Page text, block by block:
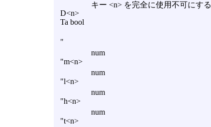
D<n>
Ta bool
キー <n> を完全に使用不可にする
"
"m<n>
num
"l<n>
num
"h<n>
num
"t<n>
num